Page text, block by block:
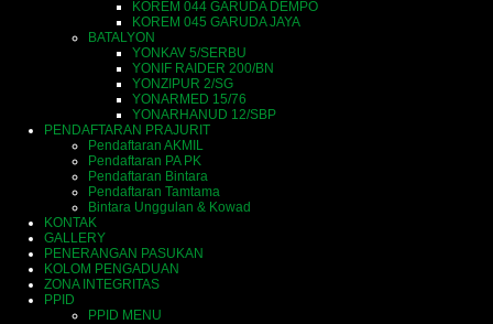
KOREM 044 GARUDA DEMPO
KOREM 045 GARUDA JAYA
BATALYON
YONKAV 5/SERBU
YONIF RAIDER 200/BN
YONZIPUR 2/SG
YONARMED 15/76
YONARHANUD 12/SBP
PENDAFTARAN PRAJURIT
Pendaftaran AKMIL
Pendaftaran PA PK
Pendaftaran Bintara
Pendaftaran Tamtama
Bintara Unggulan & Kowad
KONTAK
GALLERY
PENERANGAN PASUKAN
KOLOM PENGADUAN
ZONA INTEGRITAS
PPID
PPID MENU